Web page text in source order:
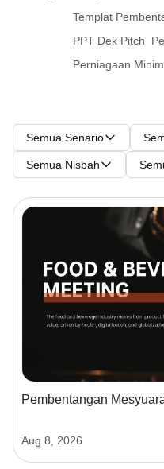
Templat
PPT Dek Pitch
Perniagaan
Semua Senario
Semua Nisbah
Pembentangan
Aug 8, 2026